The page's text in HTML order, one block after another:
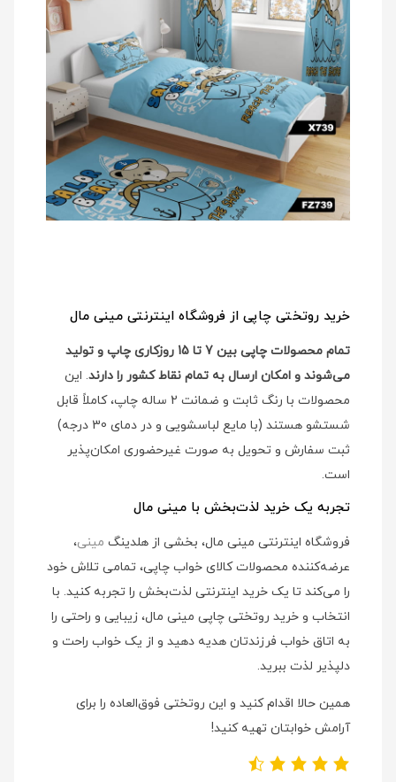
خرید روتختی چاپی از فروشگاه اینترنتی مینی مال
تمام محصولات چاپی بین 7 تا 15 روزکاری چاپ و تولید
می‌شوند و امکان ارسال به تمام نقاط کشور را دارند. این
محصولات با رنگ ثابت و ضمانت 2 ساله چاپ، کاملاً قابل
شستشو هستند (با مایع لباسشویی و در دمای 30 درجه)
ثبت سفارش و تحویل به صورت غیرحضوری امکان‌پذیر
است.
تجربه یک خرید لذت‌بخش با مینی مال
فروشگاه اینترنتی مینی مال، بخشی از هلدینگ مینی،
عرضه‌کننده محصولات کالای خواب چاپی، تمامی تلاش خود
را می‌کند تا یک خرید اینترنتی لذت‌بخش را تجربه کنید. با
انتخاب و خرید روتختی چاپی مینی مال، زیبایی و راحتی را
به اتاق خواب فرزندتان هدیه دهید و از یک خواب راحت و
دلپذیر لذت ببرید.
همین حالا اقدام کنید و این روتختی فوق‌العاده را برای
آرامش خوابتان تهیه کنید!